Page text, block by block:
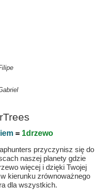
= 1drzewo
przyczynisz się do
naszej planety gdzie
więcej i dzięki Twojej
kierunku zrównoważnego
dla wszystkich.